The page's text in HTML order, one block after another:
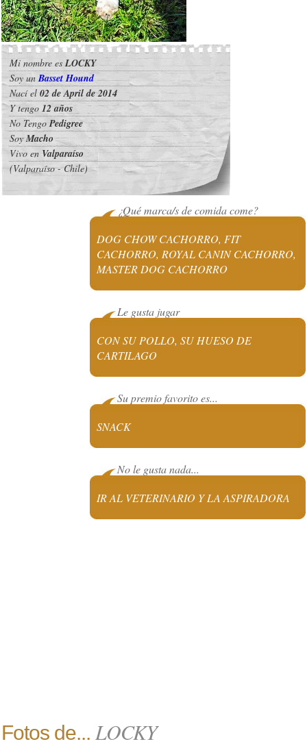
Mi nombre esLOCKY
Soy unBasset Hound
Nací el 02 de April de 2014
Y tengo 12 años
No TengoPedigree
SoyMacho
Vivo enValparaíso
(Valparaíso - Chile)
¿Qué marca/s de comida come?
DOG CHOW CACHORRO, FIT
CACHORRO, ROYAL CANIN CACHORRO,
MASTER DOG CACHORRO
Le gusta jugar
CON SU POLLO, SU HUESO DE
CARTILAGO
Su premio favorito es...
SNACK
No le gusta nada...
IR AL VETERINARIO Y LA ASPIRADORA
Fotos de... LOCKY